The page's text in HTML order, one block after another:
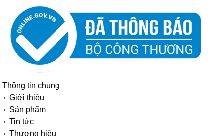
Thông tin chung
Giới thiệu
Sản phẩm
Tin tức
Thương hiệu